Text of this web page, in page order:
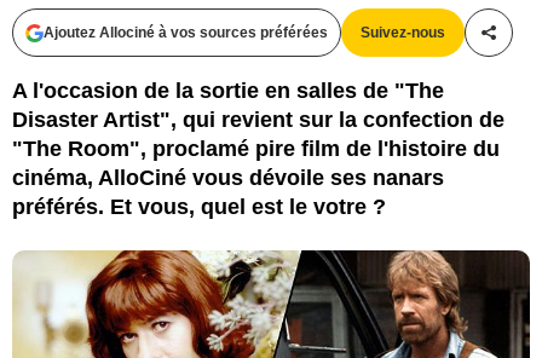
Ajoutez Allociné à vos sources préférées Suivez-nous
A l'occasion de la sortie en salles de "The
Disaster Artist", qui revient sur la confection de
"The Room", proclamé pire film de l'histoire du
cinéma, AlloCiné vous dévoile ses nanars
préférés. Et vous, quel est le votre ?
Warner Bros. France / D.R.